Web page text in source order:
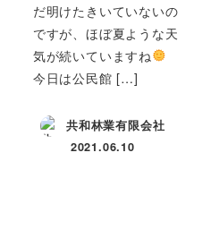
だ明けたきいていないの
ですが、ほぼ夏ような天
気が続いていますね
今日は公民館 […]
共和林業有限会社
投稿日
2021.06.10